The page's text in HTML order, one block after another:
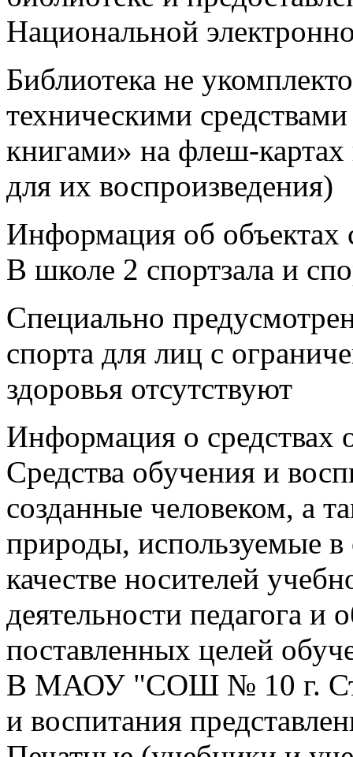
Национальной
Библиотека не
техническими
книгами» на флеш-
для их воспроизведения)
Информация об объектах
В школе 2 спортзала и
Специально
спорта для лиц с
здоровья отсутствуют
Информация о средствах
Средства обучения и
созданные человеком, а
природы, используемые в
качестве носителей
деятельности педагога
поставленных целей
В МАОУ "СОШ № 10 г.
и воспитания